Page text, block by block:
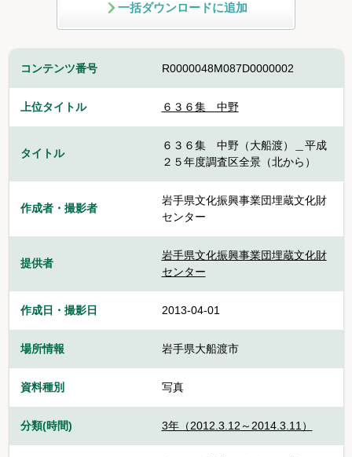
一括ダウンロードに追加
コンテンツ番号 R0000048M087D0000002
上位タイトル ６３６集 中野
タイトル
６３６集 中野（大船渡）＿平成
２５年度調査区全景（北から）
作成者・撮影者
岩手県文化振興事業団埋蔵文化財
センター
提供者
岩手県文化振興事業団埋蔵文化財
センター
作成日・撮影日 2013-04-01
場所情報 岩手県大船渡市
資料種別 写真
分類(時間) 3年（2012.3.12～2014.3.11）